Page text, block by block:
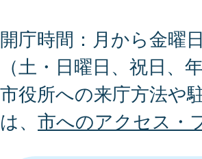
開庁時間：月から金曜
（土・日曜日、祝日、
市役所への来庁方法や
は、 市へのアクセス・